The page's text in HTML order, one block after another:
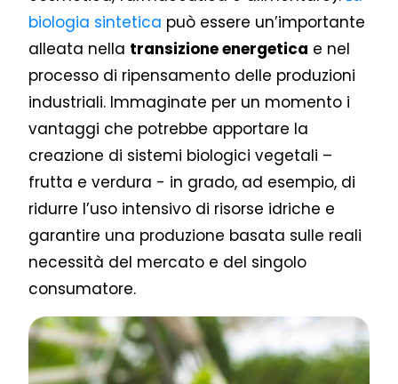
biologia sintetica può essere un’importante
alleata nella transizione energetica e nel
processo di ripensamento delle produzioni
industriali. Immaginate per un momento i
vantaggi che potrebbe apportare la
creazione di sistemi biologici vegetali –
frutta e verdura - in grado, ad esempio, di
ridurre l’uso intensivo di risorse idriche e
garantire una produzione basata sulle reali
necessità del mercato e del singolo
consumatore.